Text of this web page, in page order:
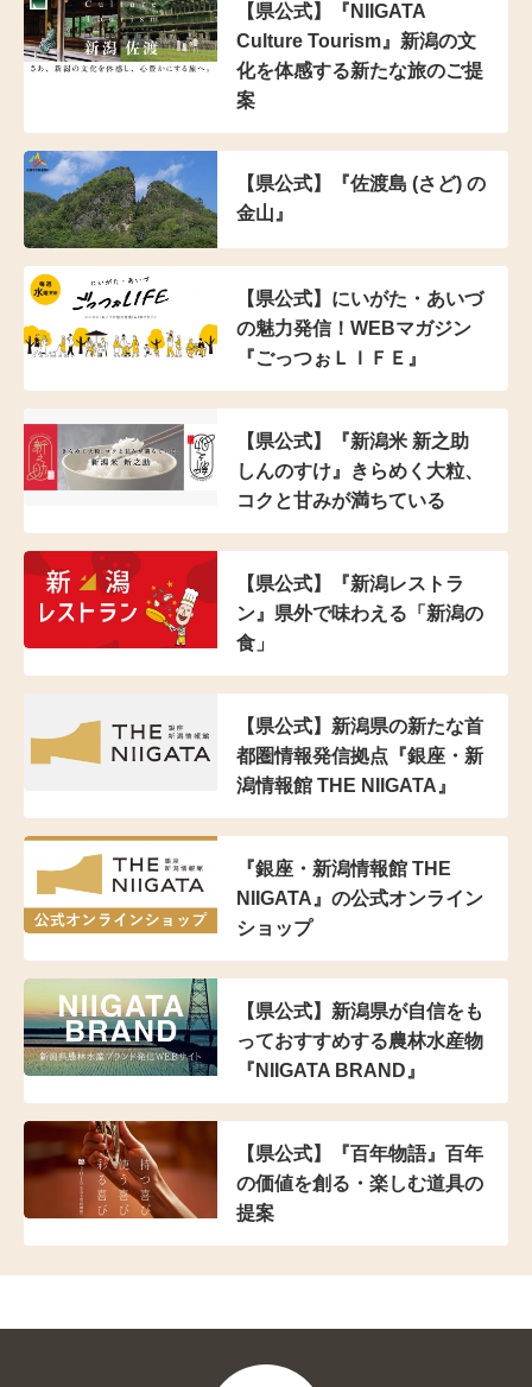
【県公式】『NIIGATA
Culture Tourism』新潟の文
化を体感する新たな旅のご提
案
【県公式】『佐渡島 (さど) の
金山』
【県公式】にいがた・あいづ
の魅力発信！WEBマガジン
『ごっつぉＬＩＦＥ』
【県公式】『新潟米 新之助
しんのすけ』きらめく大粒、
コクと甘みが満ちている
【県公式】『新潟レストラ
ン』県外で味わえる「新潟の
食」
【県公式】新潟県の新たな首
都圏情報発信拠点『銀座・新
潟情報館 THE NIIGATA』
『銀座・新潟情報館 THE
NIIGATA』の公式オンライン
ショップ
【県公式】新潟県が自信をも
っておすすめする農林水産物
『NIIGATA BRAND』
【県公式】『百年物語』百年
の価値を創る・楽しむ道具の
提案